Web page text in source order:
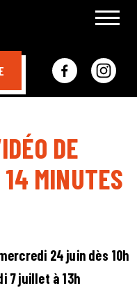
DE
MINUTES
24 juin dès 10h
7 juillet à 13h